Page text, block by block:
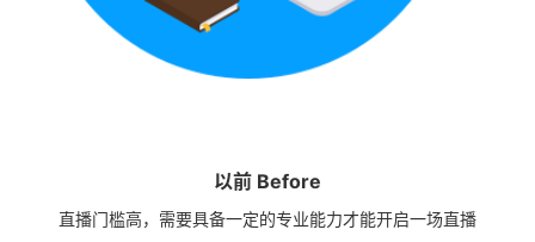
以前 Before
直播门槛高，需要具备一定的专业能力才能开启一场直播